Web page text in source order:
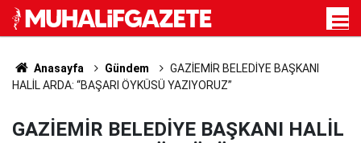
Anasayfa Gündem
GAZİEMİR BELEDİYE BAŞKANI
HALİL ARDA: “BAŞARI ÖYKÜSÜ YAZIYORUZ”
GAZİEMİR BELEDİYE BAŞKANI HALİL